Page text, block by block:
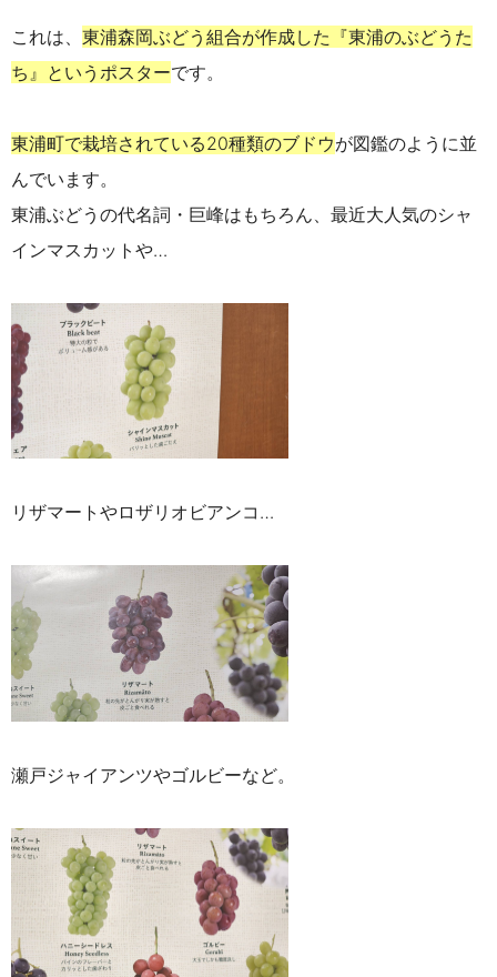
これは、 東浦森岡ぶどう組合が作成した『東浦のぶどうた
ち』というポスターです。
東浦町で栽培されている20種類のブドウが図鑑のように並
んでいます。
東浦ぶどうの代名詞・巨峰はもちろん、最近大人気のシャ
インマスカットや…
リザマートやロザリオビアンコ…
瀬戸ジャイアンツやゴルビーなど。